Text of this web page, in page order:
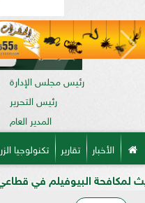
رئيس مجلس الإدارة
رئيس التحرير
المدير العام
الأخبار تقارير تكنولوجيا
في قطاعي الألبان